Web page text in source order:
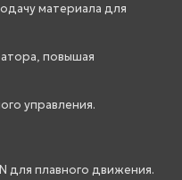
материала для
повышая
управления.
для плавного движения.